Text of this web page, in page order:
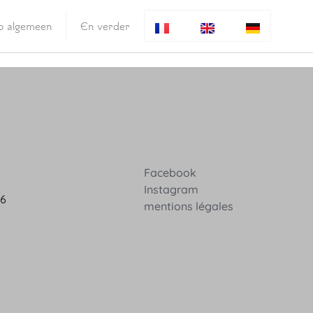
algemeen En verder
Facebook
Instagram
mentions légales